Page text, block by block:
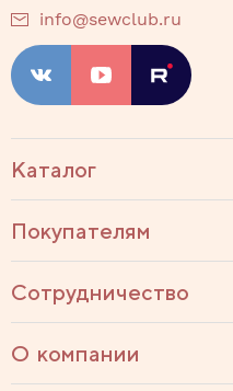
Каталог
Покупателям
Сотрудничество
О компании
info@sewclub.ru